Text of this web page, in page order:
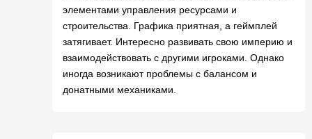
элементами управления ресурсами и
строительства. Графика приятная, а геймплей
затягивает. Интересно развивать свою империю и
взаимодействовать с другими игроками. Однако
иногда возникают проблемы с балансом и
донатными механиками.